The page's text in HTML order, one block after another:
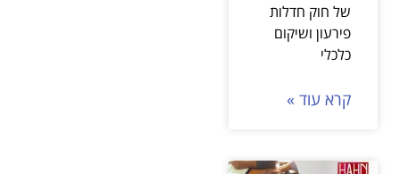
של חוק חדלות
פירעון ושיקום
כלכלי
קרא עוד »